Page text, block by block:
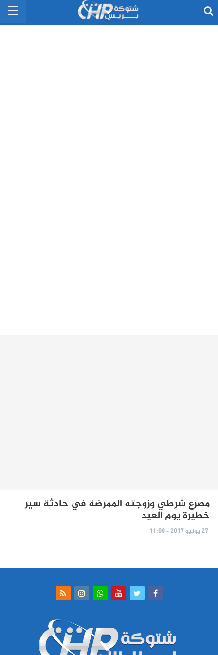
مصرع شرطي وزوجته الممرضة في حادثة سير
خطيرة يوم العيد
27 يونيو 2017 - 11:00